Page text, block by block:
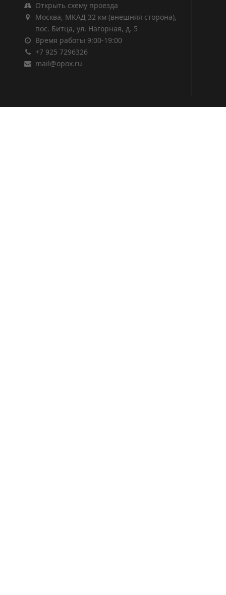
Открыть схему проезда
Москва, МКАД 32 км (внешняя сторона),
пос. Битца, ул. Нагорная, д. 5
Время работы 9:00-19:00
+7 925 7296326
mail@opox.ru